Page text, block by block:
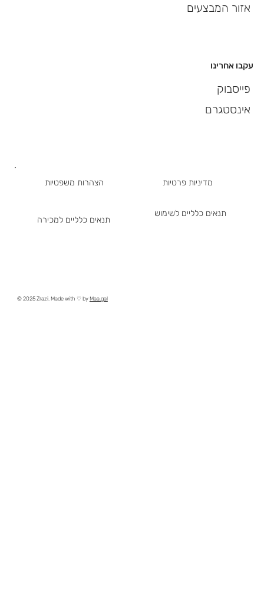
עקבו אחרינו
פייסבוק
אינסטגרם
אזור המבצעים
מדיניות פרטיות
תנאים כלליים למכירה
תנאים כלליים לשימוש
הצהרות משפטיות
© 2025 Zrazi. Made with ♡ byMaa.gal